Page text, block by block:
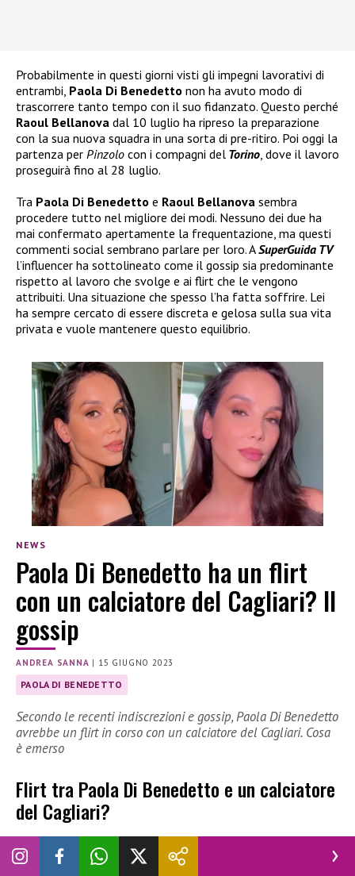
Probabilmente in questi giorni visti gli impegni lavorativi di
entrambi, Paola Di Benedetto non ha avuto modo di
trascorrere tanto tempo con il suo fidanzato. Questo perché
Raoul Bellanova dal 10 luglio ha ripreso la preparazione
con la sua nuova squadra in una sorta di pre-ritiro. Poi oggi la
partenza per Pinzolo con i compagni del Torino , dove il lavoro
proseguirà fino al 28 luglio.
Tra Paola Di Benedetto e Raoul Bellanova sembra
procedere tutto nel migliore dei modi. Nessuno dei due ha
mai confermato apertamente la frequentazione, ma questi
commenti social sembrano parlare per loro. ASuperGuida TV
l’influencer ha sottolineato come il gossip sia predominante
rispetto al lavoro che svolge e ai flirt che le vengono
attribuiti. Una situazione che spesso l’ha fatta soffrire. Lei
ha sempre cercato di essere discreta e gelosa sulla sua vita
privata e vuole mantenere questo equilibrio.
NEWS
Paola Di Benedetto ha un flirt
con un calciatore del Cagliari? Il
gossip
ANDREA SANNA | 15 GIUGNO 2023
PAOLA DI BENEDETTO
Secondo le recenti indiscrezioni e gossip, Paola Di Benedetto
avrebbe un flirt in corso con un calciatore del Cagliari. Cosa
è emerso
Flirt tra Paola Di Benedetto e un calciatore
del Cagliari?
Con l’arrivo dell’estate iniziano i gossip sui personaggi noti
del piccolo e grande schermo, tra una paparazzata e un’altra.